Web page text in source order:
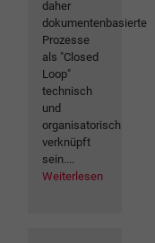
daher
dokumentenbasierte
Prozesse
als "Closed
Loop"
technisch
und
organisatorisch
verknüpft
sein....
Weiterlesen